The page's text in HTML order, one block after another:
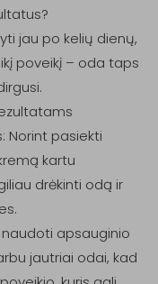
jau po kelių dienų,
poveikį – oda taps
Norint pasiekti
kartu
drėkinti odą ir
apsauginio
jautriai odai, kad